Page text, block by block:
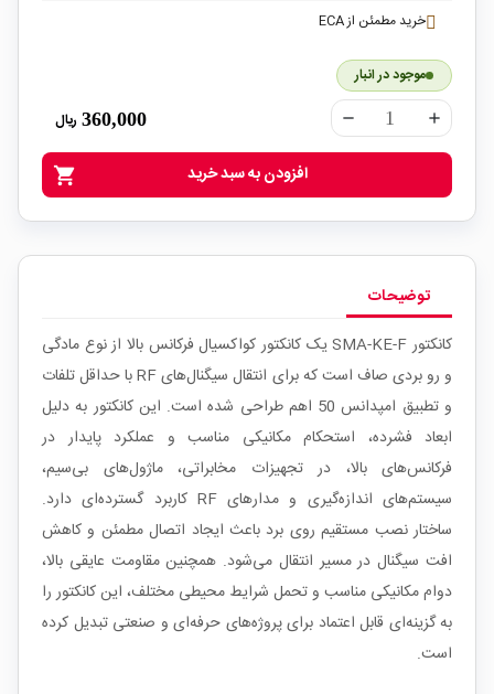
خرید مطمئن از ECA
موجود در انبار
remove add
360,000 ریال
shopping_cart افزودن به سبد خرید
توضیحات
کانکتور SMA-KE-F یک کانکتور کواکسیال فرکانس بالا از نوع مادگی
و رو بردی صاف است که برای انتقال سیگنال‌های RF با حداقل تلفات
و تطبیق امپدانس 50 اهم طراحی شده است. این کانکتور به دلیل
ابعاد فشرده، استحکام مکانیکی مناسب و عملکرد پایدار در
فرکانس‌های بالا، در تجهیزات مخابراتی، ماژول‌های بی‌سیم،
سیستم‌های اندازه‌گیری و مدارهای RF کاربرد گسترده‌ای دارد.
ساختار نصب مستقیم روی برد باعث ایجاد اتصال مطمئن و کاهش
افت سیگنال در مسیر انتقال می‌شود. همچنین مقاومت عایقی بالا،
دوام مکانیکی مناسب و تحمل شرایط محیطی مختلف، این کانکتور را
به گزینه‌ای قابل اعتماد برای پروژه‌های حرفه‌ای و صنعتی تبدیل کرده
است.